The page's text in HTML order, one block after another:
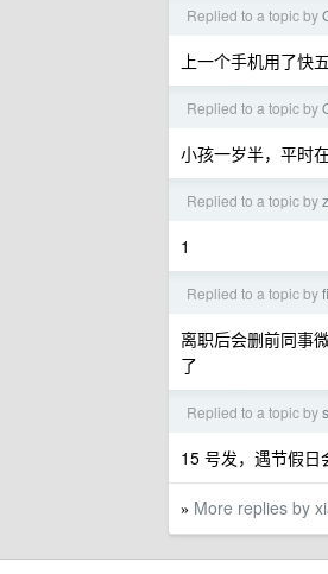
Replied to a topic by
上一个手机用了快
Replied to a topic by
小孩一岁半，平时
Replied to a topic by
1
Replied to a topic by
离职后会删前同事
了
Replied to a topic by
15 号发，遇节假
» More replies by